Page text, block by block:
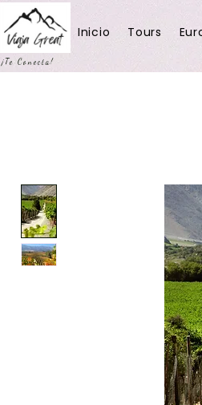
Inicio Tours
¡Te Conecta!